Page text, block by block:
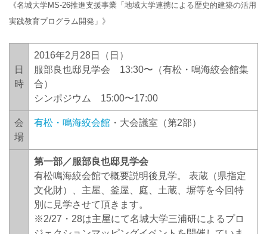
《名城大学MS-26推進支援事業「地域大学連携による歴史的建築の活用
実践教育プログラム開発」》
日
時
2016年2月28日（日）
服部良也邸見学会 13:30〜（有松・鳴海絞会館集
合）
シンポジウム 15:00〜17:00
会
場
有松・鳴海絞会館 ・大会議室（第2部）
第一部／服部良也邸見学会
有松鳴海絞会館で概要説明後見学。 表蔵（県指定
文化財）、主屋、釜屋、庭、土蔵、塀等を今回特
別に見学させて頂きます。
※2/27・28は主屋にて名城大学三浦研によるプロ